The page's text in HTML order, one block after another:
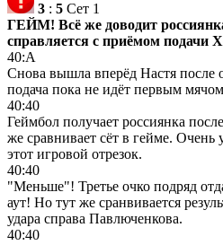
3 : 5 Сет 1
ГЕЙМ! Всё же доводит
справляется с приёмом подачи
40:А
Снова вышла вперёд Настя
подача пока не идёт первым
40:40
Геймбол получает россиянка
же сравнивает сёт в гейме.
этот игровой отрезок.
40:40
"Меньше"! Третье очко подряд
аут! Но тут же сранвивается
удара справа Павлюченкова.
40:40